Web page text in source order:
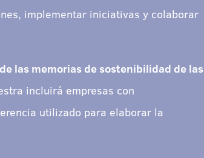
implementar iniciativas y colaborar
las memorias de sostenibilidad de las
incluirá empresas con
utilizado para elaborar la